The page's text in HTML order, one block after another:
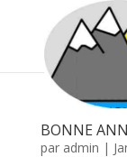
BONNE
par admin |